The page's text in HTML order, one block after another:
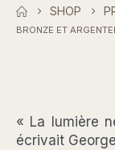
SHOP
BRONZE ET
« La lumière
écrivait